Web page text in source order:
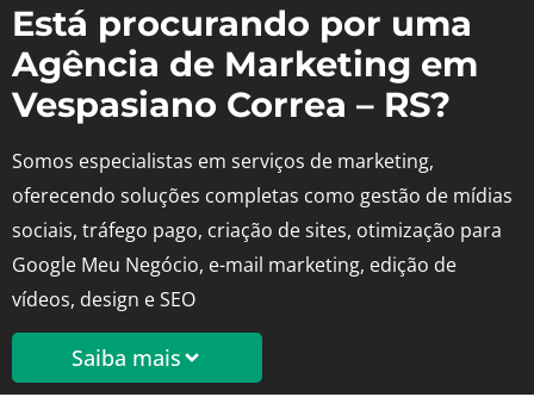
Está procurando por uma
Agência de Marketing em
Vespasiano Correa – RS?
Somos especialistas em serviços de marketing,
oferecendo soluções completas como gestão de mídias
sociais, tráfego pago, criação de sites, otimização para
Google Meu Negócio, e-mail marketing, edição de
vídeos, design e SEO
Saiba mais